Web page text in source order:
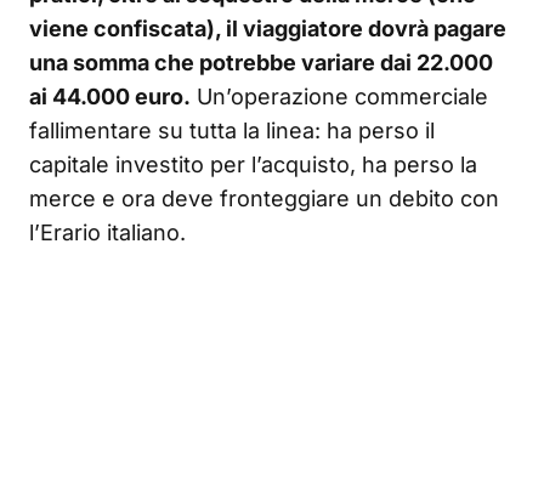
viene confiscata), il viaggiatore dovrà pagare
una somma che potrebbe variare dai 22.000
ai 44.000 euro. Un’operazione commerciale
fallimentare su tutta la linea: ha perso il
capitale investito per l’acquisto, ha perso la
merce e ora deve fronteggiare un debito con
l’Erario italiano.